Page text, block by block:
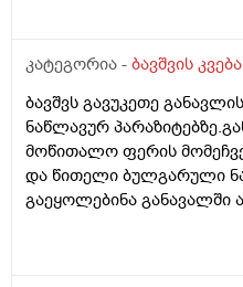
დილიᲗ იᲦვიᲫებს ხან
არის 12 კილო და 900
კვებიდან დილის
კატეგორია - ბავშვის კვება
ბავშვს გავუკეთე
ნაწლავურ
მოწითალო ფერის
და წითელი ბულგარული
გაეყოლებინა განავალში